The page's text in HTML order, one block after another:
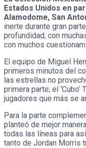
Estados Unidos en
Alamodome, San
inerte durante gran
profundidad, con
con muchos
El equipo de Miguel
primeros minutos del
las estrellas no
primera parte; el
jugadores que más se
Para la parte
planteó de mejor
todas las líneas para
tanto de Jordan Morris